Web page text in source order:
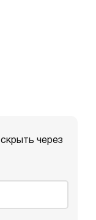
через